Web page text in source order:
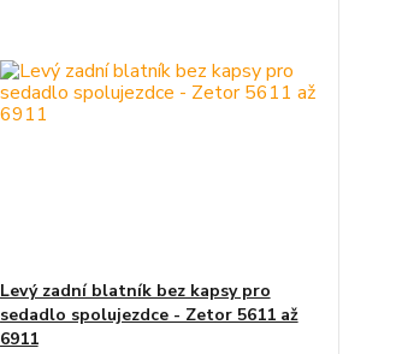
Levý zadní blatník bez kapsy pro
sedadlo spolujezdce - Zetor 5611 až
6911